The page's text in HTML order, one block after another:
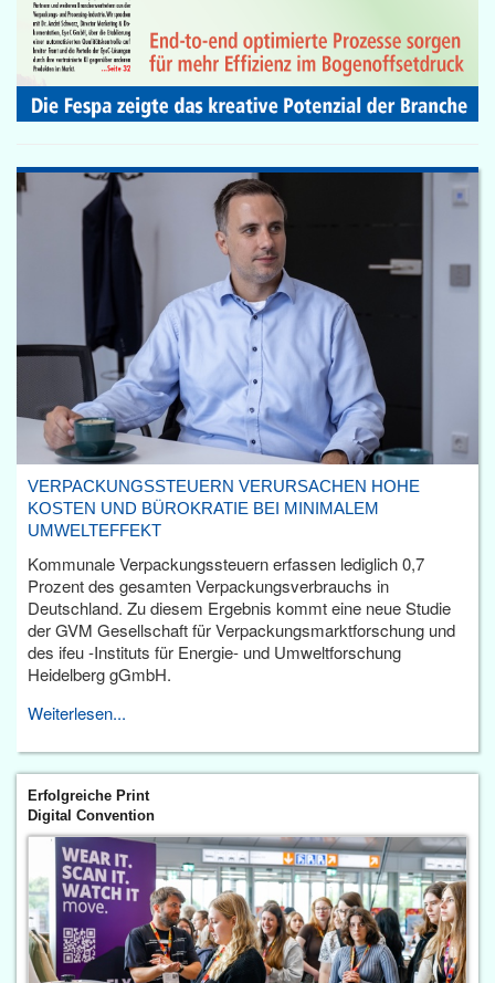
VERPACKUNGSSTEUERN VERURSACHEN HOHE
KOSTEN UND BÜROKRATIE BEI MINIMALEM
UMWELTEFFEKT
Kommunale Verpackungssteuern erfassen lediglich 0,7
Prozent des gesamten Verpackungsverbrauchs in
Deutschland. Zu diesem Ergebnis kommt eine neue Studie
der GVM Gesellschaft für Verpackungsmarktforschung und
des ifeu -Instituts für Energie- und Umweltforschung
Heidelberg gGmbH.
Weiterlesen...
Erfolgreiche Print
Digital Convention